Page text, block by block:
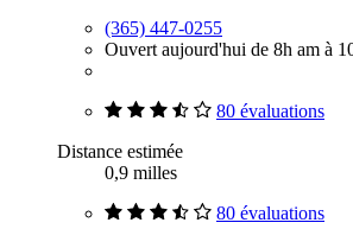
(365) 447-0255
Ouvert aujourd'hui de 8h am à
80 évaluations
Distance estimée
0,9 milles
80 évaluations